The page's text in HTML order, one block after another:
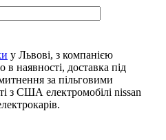
у Львові, з компанією
наявності, доставка під
за пільговими
з США електромобілі nissan